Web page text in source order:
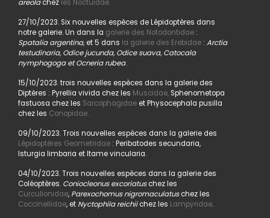
areolachez les Noctuidae.
27/10/2023. Six nouvelles espèces de Lépidoptères dans
notre galerie. Un dans la galerie des Notodontidae:
Spatalia argentina, et 5 dans la galerie des Erebidae: Arctia
testudinaria, Odice jucunda, Odice suava, Catocala
nymphogoga et Ocneria rubea.
15/10/2023. trois nouvelles espèces dans la galerie des
Diptères : Pyrellia vivida chez les Muscidae,Sphenometopa
fastuosa chez les Sarcophagidaeet Physocephala pusilla
chez les Conopidae.
09/10/2023. Trois nouvelles espèces dans la galerie des
Lépidoptères Geometridae: Peribatodes secundaria,
Isturgia limbaria et Itame vincularia.
04/10/2023. Trois nouvelles espèces dans la galerie des
Coléoptères. Coniocleonus excoriatuschez les
Curculionidae, Parexochomus nigromaculatuschez les
Coccinellidae, et Nyctophila reichiichez les Lampyridae.